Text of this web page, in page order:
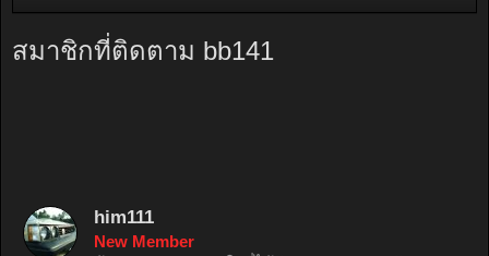
สมาชิกที่ติดตาม bb141
him111
New Member